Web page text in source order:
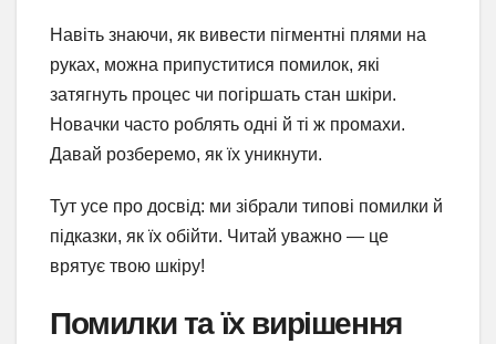
Навіть знаючи, як вивести пігментні плями на
руках, можна припуститися помилок, які
затягнуть процес чи погіршать стан шкіри.
Новачки часто роблять одні й ті ж промахи.
Давай розберемо, як їх уникнути.
Тут усе про досвід: ми зібрали типові помилки й
підказки, як їх обійти. Читай уважно — це
врятує твою шкіру!
Помилки та їх вирішення